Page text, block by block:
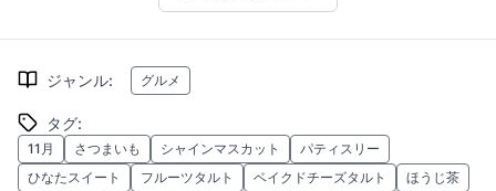
ジャンル: グルメ
タグ:
11月 さつまいも シャインマスカット
パティスリー
ひなたスイート
フルーツタルト ベイクドチーズタルト
ほうじ茶